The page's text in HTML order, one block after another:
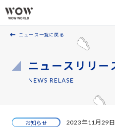
会社案内
採用案内
ニュース一覧に戻る
お知らせ 2023年11月29日